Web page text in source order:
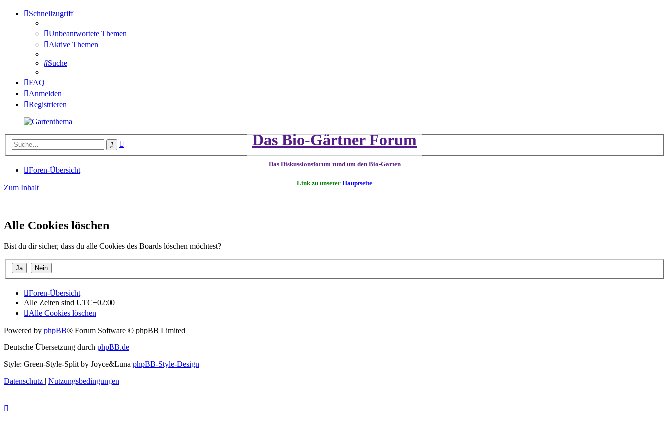
Schnellzugriff
Unbeantwortete Themen
Aktive Themen
Suche
FAQ
Anmelden
Registrieren
Das Bio-Gärtner Forum
Das Diskussionsforum rund um den Bio-Garten
Link zu unserer Hauptseite
Suche
Foren-Übersicht
Zum Inhalt
Alle Cookies löschen
Bist du dir sicher, dass du alle Cookies des Boards löschen möchtest?
Foren-Übersicht
Alle Zeiten sind UTC+02:00
Alle Cookies löschen
Powered by phpBB® Forum Software © phpBB Limited
Deutsche Übersetzung durch phpBB.de
Style: Green-Style-Split by Joyce&Luna phpBB-Style-Design
Datenschutz | Nutzungsbedingungen